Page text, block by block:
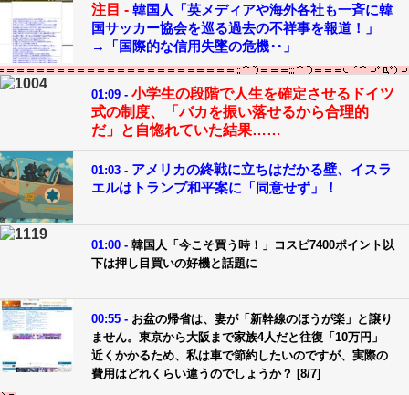
注目 - 韓国人「英メディアや海外各社も一斉に韓
国サッカー協会を巡る過去の不祥事を報道！」
→「国際的な信用失墜の危機‥」
01:09 - 小学生の段階で人生を確定させるドイツ
式の制度、「バカを振い落せるから合理的
だ」と自惚れていた結果……
01:03 - アメリカの終戦に立ちはだかる壁、イスラ
エルはトランプ和平案に「同意せず」！
01:00 - 韓国人「今こそ買う時！」コスピ7400ポイント以
下は押し目買いの好機と話題に
00:55 - お盆の帰省は、妻が「新幹線のほうが楽」と譲り
ません。東京から大阪まで家族4人だと往復「10万円」
近くかかるため、私は車で節約したいのですが、実際の
費用はどれくらい違うのでしょうか？ [8/7]